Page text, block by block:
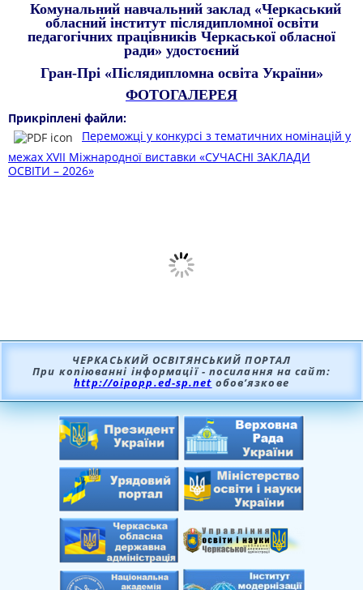
Комунальний навчальний заклад «Черкаський
обласний інститут післядипломної освіти
педагогічних працівників Черкаської обласної
ради» удостоєний
Гран-Прі «Післядипломна освіта України»
ФОТОГАЛЕРЕЯ
Прикріплені файли:
Переможці у конкурсі з тематичних номінацій у
межах XVII Міжнародної виставки «СУЧАСНІ ЗАКЛАДИ
ОСВІТИ – 2026»
ЧЕРКАСЬКИЙ ОСВІТЯНСЬКИЙ ПОРТАЛ
При копіюванні інформації - посилання на сайт:
http://oipopp.ed-sp.net обов’язкове